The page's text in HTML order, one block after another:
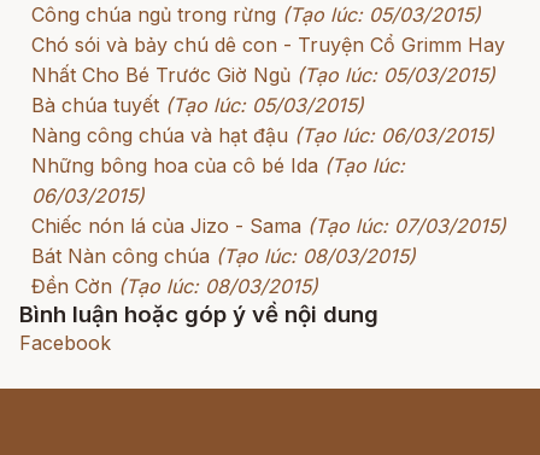
Công chúa ngủ trong rừng (Tạo lúc: 05/03/2015)
Chó sói và bảy chú dê con - Truyện Cổ Grimm Hay
Nhất Cho Bé Trước Giờ Ngủ (Tạo lúc: 05/03/2015)
Bà chúa tuyết (Tạo lúc: 05/03/2015)
Nàng công chúa và hạt đậu (Tạo lúc: 06/03/2015)
Những bông hoa của cô bé Ida (Tạo lúc:
06/03/2015)
Chiếc nón lá của Jizo - Sama (Tạo lúc: 07/03/2015)
Bát Nàn công chúa (Tạo lúc: 08/03/2015)
Đền Cờn (Tạo lúc: 08/03/2015)
Bình luận hoặc góp ý về nội dung
Facebook